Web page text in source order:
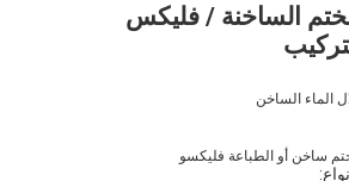
لختم الساخنة / فليكس
الماء الساخن
ساخن أو الطباعة فليكسو